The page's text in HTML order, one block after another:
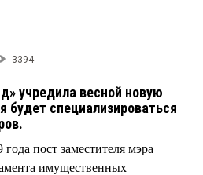
3394
учредила весной новую
будет специализироваться
пост заместителя мэра
имущественных